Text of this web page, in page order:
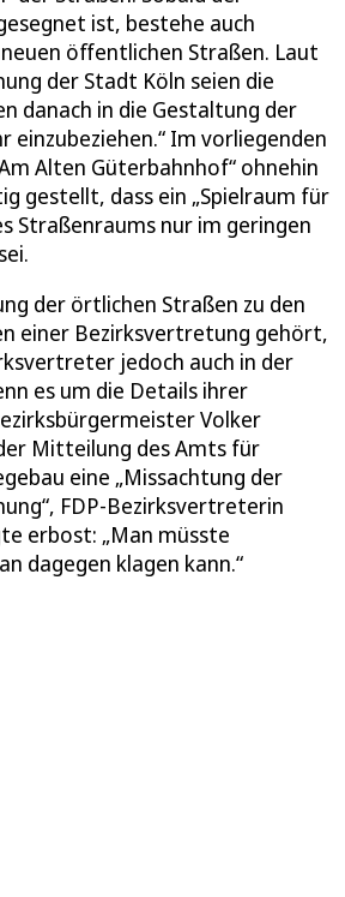
ist, bestehe auch
öffentlichen Straßen. Laut
der Stadt Köln seien die
danach in die Gestaltung der
einzubeziehen.“ Im vorliegenden
Alten Güterbahnhof“ ohnehin
gestellt, dass ein „Spielraum für
Straßenraums nur im geringen
der örtlichen Straßen zu den
einer Bezirksvertretung gehört,
jedoch auch in der
es um die Details ihrer
Volker
Mitteilung des Amts für
eine „Missachtung der
FDP-Bezirksvertreterin
erbost: „Man müsste
dagegen klagen kann.“